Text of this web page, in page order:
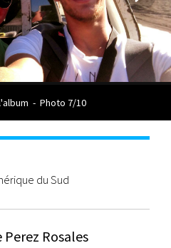
- Photo 7/10
du Sud
Rosales